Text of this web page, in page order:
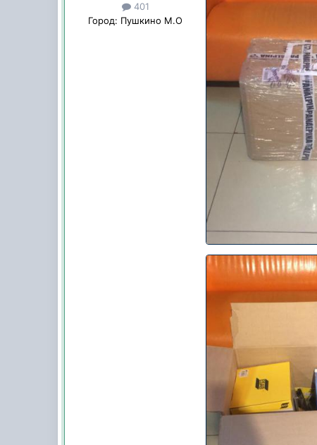
401
Город: Пушкино М.О